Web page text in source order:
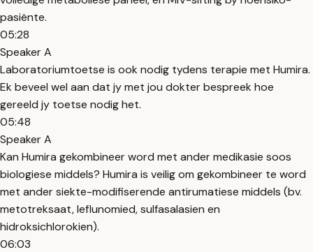
pasiënte.
05:28
Speaker A
Laboratoriumtoetse is ook nodig tydens terapie met Humira.
Ek beveel wel aan dat jy met jou dokter bespreek hoe
gereeld jy toetse nodig het.
05:48
Speaker A
Kan Humira gekombineer word met ander medikasie soos
biologiese middels? Humira is veilig om gekombineer te word
met ander siekte-modifiserende antirumatiese middels (bv.
metotreksaat, leflunomied, sulfasalasien en
hidroksichlorokien).
06:03